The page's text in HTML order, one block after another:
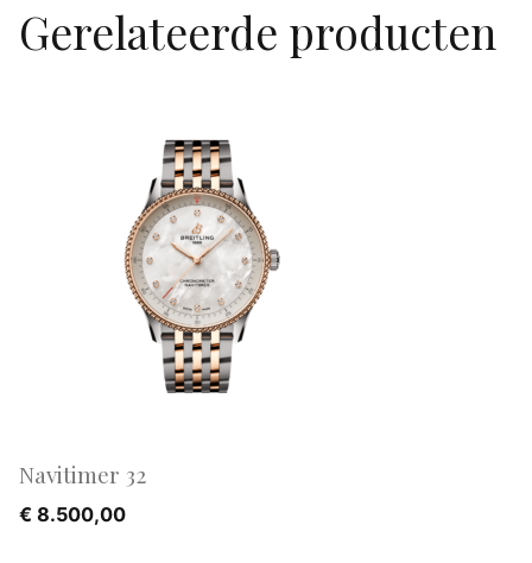
Gerelateerde producten
Navitimer 32
€ 8.500,00